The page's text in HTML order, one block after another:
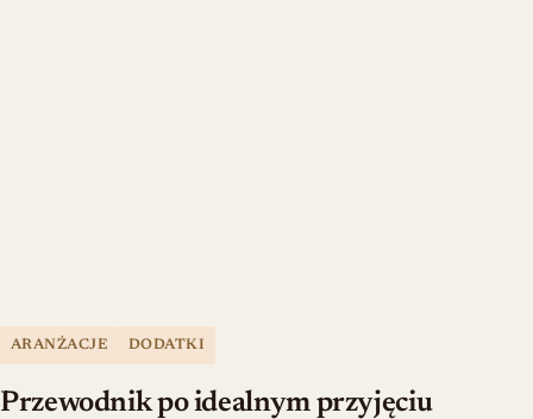
ARANŻACJE DODATKI
Przewodnik po idealnym przyjęciu